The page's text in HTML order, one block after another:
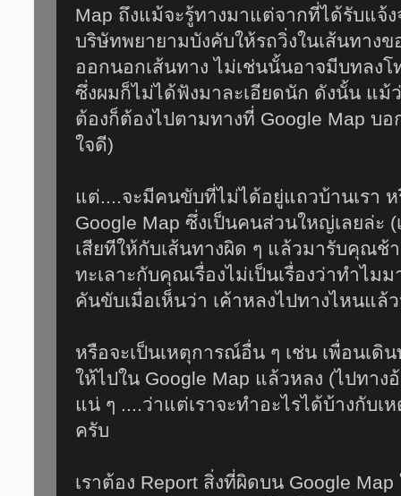
Map ถึงแม้จะรู้ทางมาแต่จากที่ได้รับแจ้
บริษัทพยายามบังคับให้รถวิ่งในเส้นทาง
ออกนอกเส้นทาง ไม่เช่นนั้นอาจมีบทล
ซึ่งผมก็ไม่ได้ฟังมาละเอียดนัก ดังนั้น แม้
ต้องก็ต้องไปตามทางที่ Google Map บ
ใจดี)
แต่....จะมีคนขับที่ไม่ได้อยู่แถวบ้านเรา
Google Map ซึ่งเป็นคนส่วนใหญ่เลยล่ะ
เสียทีให้กับเส้นทางผิด ๆ แล้วมารับคุณช้
ทะเลาะกับคุณเรื่องไม่เป็นเรื่องว่าทำไ
คันขับเมื่อเห็นว่า เค้าหลงไปทางไหนแล้
หรือจะเป็นเหตุการณ์อื่น ๆ เช่น เพื่อนเ
ให้ไปใน Google Map แล้วหลง (ไปทา
แน่ ๆ ....ว่าแต่เราจะทำอะไรได้บ้างกับ
ครับ
เราต้อง Report สิ่งที่ผิดบน Google